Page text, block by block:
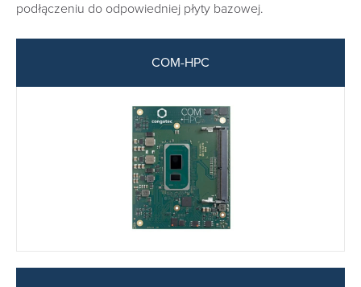
podłączeniu do odpowiedniej płyty bazowej.
COM-HPC